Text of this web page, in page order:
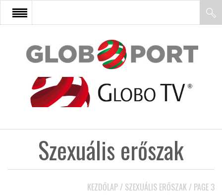
FŐOLDAL
AFRIKA
Szexuális erőszak
KEZDŐLAP / SZEXUÁLIS ERŐSZAK / PAGE 3